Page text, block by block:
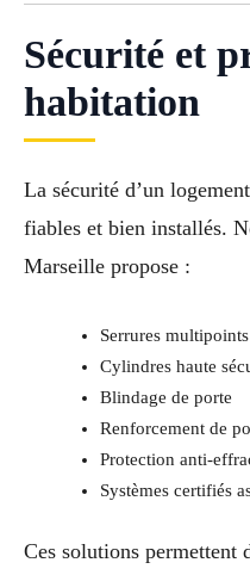
Sécurité et
habitation
La sécurité d’un
fiables et bien installés.
Marseille propose :
Serrures multipoints
Cylindres haute
Blindage de porte
Renforcement de
Protection anti-
Systèmes certifiés
Ces solutions permettent